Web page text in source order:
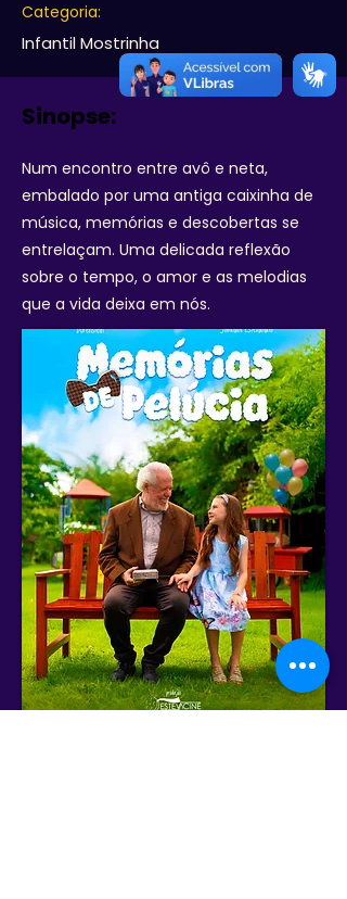
Categoria:
Infantil Mostrinha
Sinopse:
Num encontro entre avô e neta,
embalado por uma antiga caixinha de
música, memórias e descobertas se
entrelaçam. Uma delicada reflexão
sobre o tempo, o amor e as melodias
que a vida deixa em nós.